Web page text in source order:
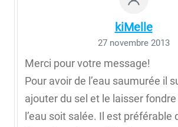
kiMelle
27 novembre 2013
Merci pour votre message!
Pour avoir de l’eau saumurée il
ajouter du sel et le laisser
l’eau soit salée. Il est préférable